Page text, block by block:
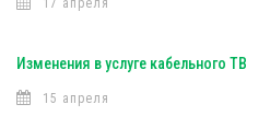
17 апреля
Изменения в услуге кабельного ТВ
15 апреля